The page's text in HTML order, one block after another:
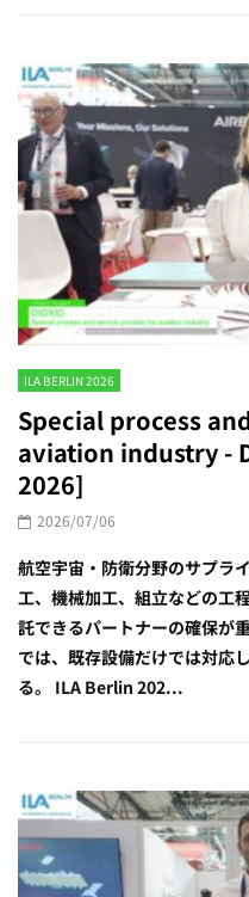
ILA BERLIN 2026
Special process
aviation industry -
2026]
2026/07/06
航空宇宙・防衛分野のサプラ
工、機械加工、組立などの工
託できるパートナーの確保が
では、既存設備だけでは対応
る。 ILA Berlin 202...